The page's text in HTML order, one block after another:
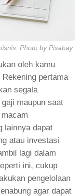
Photo by Pixabay
oleh kamu
pertama
segala
maupun saat
lainnya dapat
atau investasi
lagi dalam
ini, cukup
pengelolaan
agar dapat